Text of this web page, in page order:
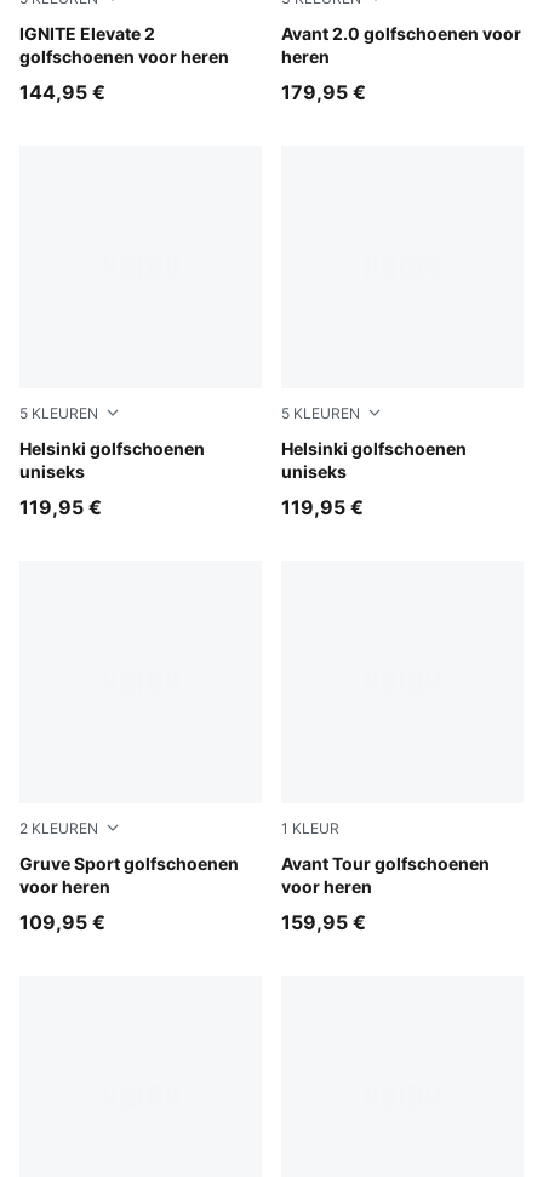
IGNITE Elevate 2
golfschoenen voor heren
PUMA Black-PUMA Silver-Slate Sky
144,95 €
Avant 2.0 golfschoenen voor
heren
Warm White-Mouse Gray-
179,95 €
5 KLEUREN
Helsinki golfschoenen
uniseks
Fudge-Birch-Warm White
119,95 €
5 KLEUREN
Helsinki golfschoenen
uniseks
Inky Blue-Deep Navy-
119,95 €
2 KLEUREN
Gruve Sport golfschoenen
voor heren
PUMA White-Fudge-Dark Sage
109,95 €
1 KLEUR
Avant Tour golfschoenen
voor heren
PUMA White-Feather Gray
159,95 €